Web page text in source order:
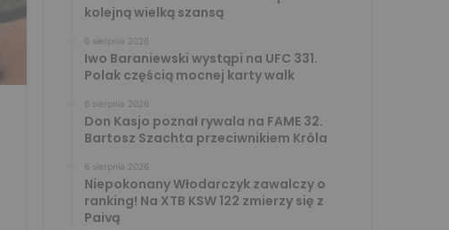
kolejną wielką szansą
6 sierpnia 2026
Iwo Baraniewski wystąpi na UFC 331.
Polak częścią mocnej karty walk
6 sierpnia 2026
Don Kasjo poznał rywala na FAME 32.
Bartosz Szachta przeciwnikiem Króla
6 sierpnia 2026
Niepokonany Włodarczyk zawalczy o
ranking! Na XTB KSW 122 zmierzy się z
Paivą